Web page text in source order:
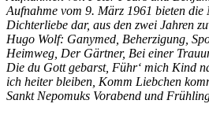
Aufnahme vom 9. März 1961 bieten die
Dichterliebe dar, aus den zwei Jahren
Hugo Wolf: Ganymed, Beherzigung,
Heimweg, Der Gärtner, Bei einer
Die du Gott gebarst, Führ‘ mich Kind
ich heiter bleiben, Komm Liebchen
Sankt Nepomuks Vorabend und